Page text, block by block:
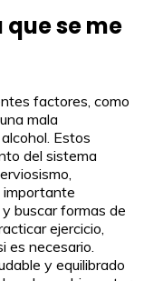
que se me
factores, como
mala
Estos
del sistema
importante
buscar formas de
ejercicio,
es necesario.
y equilibrado